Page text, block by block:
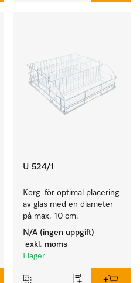
U 524/1
Korg  för optimal placering
av glas med en diameter
på max. 10 cm.
N/A (ingen uppgift)
exkl. moms
I lager